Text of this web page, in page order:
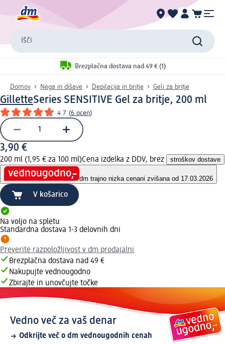
Išči
Brezplačna dostava nad 49 € (1)
Domov Nega in dišave Depilacija in britje Geli za britje
GilletteSeries SENSITIVE Gel za britje, 200 ml
4.7 (6 ocen)
3,90 €
200 ml (1,95 € za 100 ml)Cena izdelka z DDV, brez stroškov dostave
dm trajno nizka cenani zvišana od 17.03.2026
V košarico
Na voljo na spletu
Standardna dostava 1-3 delovnih dni
Preverite razpoložljivost v dm prodajalni
Brezplačna dostava nad 49 €
Nakupujte vednougodno
Zbirajte in unovčujte točke
Vedno več za vaš denar
Odkrijte več o dm vednougodnih cenah